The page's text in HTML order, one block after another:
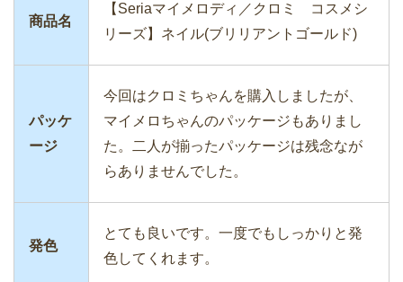
商品名
【Seriaマイメロディ／クロミ コスメシ
リーズ】ネイル(ブリリアントゴールド)
パッケ
ージ
今回はクロミちゃんを購入しましたが、
マイメロちゃんのパッケージもありまし
た。二人が揃ったパッケージは残念なが
らありませんでした。
発色
とても良いです。一度でもしっかりと発
色してくれます。